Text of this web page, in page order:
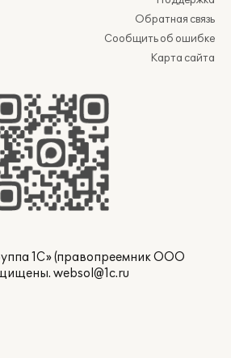
Обратная связь
Сообщить об ошибке
Карта сайта
1С» (правопреемник ООО
websol@1c.ru